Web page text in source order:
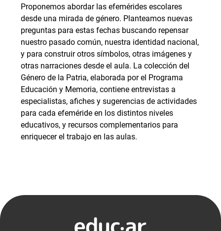
Proponemos abordar las efemérides escolares
desde una mirada de género. Planteamos nuevas
preguntas para estas fechas buscando repensar
nuestro pasado común, nuestra identidad nacional,
y para construir otros símbolos, otras imágenes y
otras narraciones desde el aula. La colección del
Género de la Patria, elaborada por el Programa
Educación y Memoria, contiene entrevistas a
especialistas, afiches y sugerencias de actividades
para cada efeméride en los distintos niveles
educativos, y recursos complementarios para
enriquecer el trabajo en las aulas.